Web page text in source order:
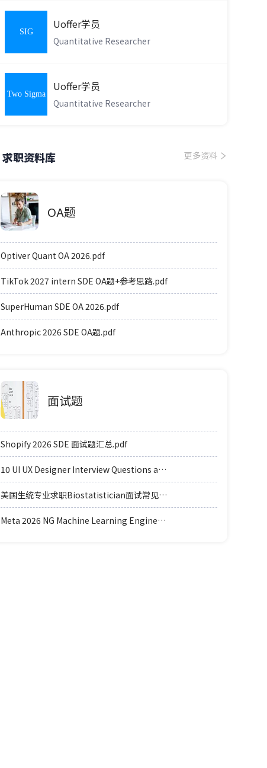
SIG
Uoffer学员
Quantitative Researcher
Two Sigma
Uoffer学员
Quantitative Researcher
求职资料库 更多资料
OA题
Optiver Quant OA 2026.pdf
TikTok 2027 intern SDE OA题+参考思路.pdf
SuperHuman SDE OA 2026.pdf
Anthropic 2026 SDE OA题.pdf
面试题
Shopify 2026 SDE 面试题汇总.pdf
10 UI UX Designer Interview Questions and Answers.pdf
美国生统专业求职Biostatistician面试常见例题题型.pdf
Meta 2026 NG Machine Learning Engineer coding轮面参考.pdf